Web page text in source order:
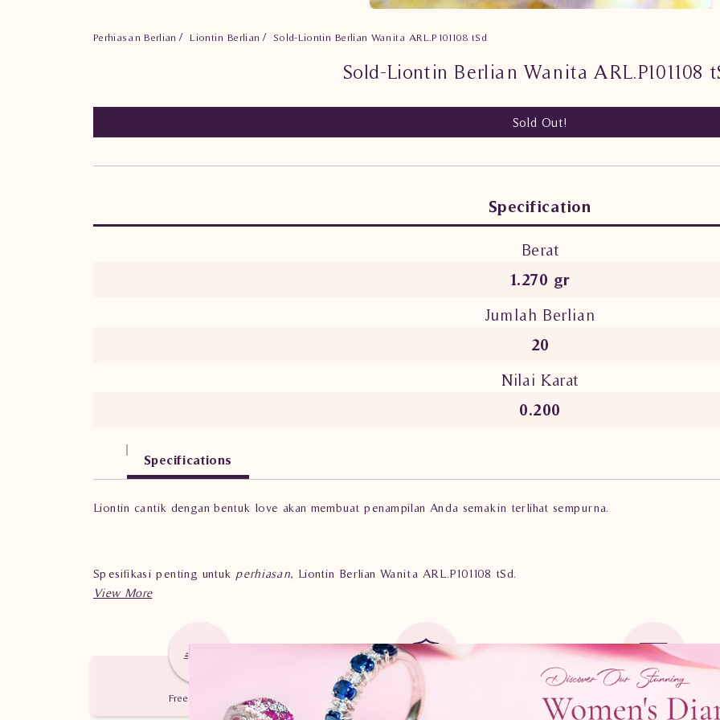
Perhiasan Berlian Liontin Berlian Sold-Liontin Berlian Wanita ARL.P101108 tSd
Sold-Liontin Berlian Wanita ARL.P101108
Sold Out!
Specification
Berat
1.270 gr
Jumlah Berlian
20
Nilai Karat
0.200
Specifications
Liontin cantik dengan bentuk love akan membuat penampilan Anda semakin terlihat sempurna.
Spesifikasi penting untuk perhiasan, Liontin Berlian Wanita ARL.P101108 tSd.
Jumlah berlian: 20 buah.
Nilai Karat: 0.200 karat.
Free Delivery Guarantee Safe
Cicilan
0%